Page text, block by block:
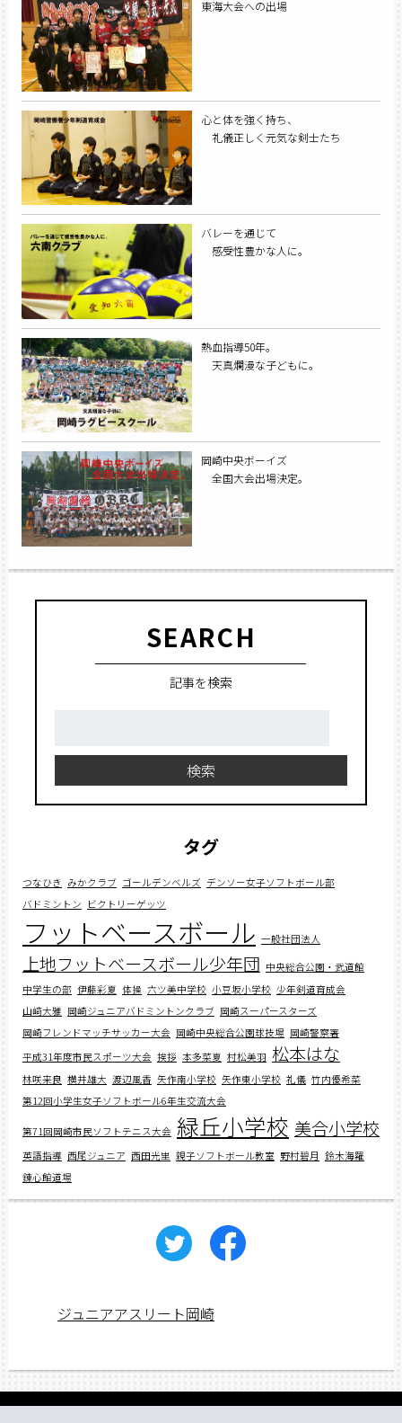
東海大会への出場
心と体を強く持ち、
礼儀正しく元気な剣士たち
バレーを通じて
感受性豊かな人に。
熱血指導50年。
天真爛漫な子どもに。
岡崎中央ボーイズ
全国大会出場決定。
SEARCH
記事を検索
検索
タグ
つなひき みかクラブ ゴールデンベルズ デンソー女子ソフトボール部
バドミントン ビクトリーゲッツ
フットベースボール 一般社団法人
上地フットベースボール少年団 中央総合公園・武道館
中学生の部 伊藤彩夏 体操 六ツ美中学校 小豆坂小学校 少年剣道育成会
山﨑大雅 岡崎ジュニアバドミントンクラブ 岡崎スーパースターズ
岡崎フレンドマッチサッカー大会 岡崎中央総合公園球技場 岡崎警察署
平成31年度市民スポーツ大会 挨拶 本多菜夏 村松美羽 松本はな
林咲来良 横井雄大 渡辺風香 矢作南小学校 矢作東小学校 礼儀 竹内優希菜
第12回小学生女子ソフトボール6年生交流大会
第71回岡崎市民ソフトテニス大会 緑丘小学校 美合小学校
英語指導 西尾ジュニア 西田光里 親子ソフトボール教室 野村碧月 鈴木海羅
錬心館道場
ジュニアアスリート岡崎